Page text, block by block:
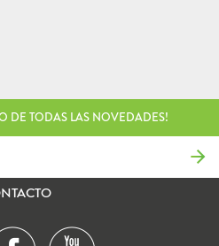
DE TODAS LAS NOVEDADES!